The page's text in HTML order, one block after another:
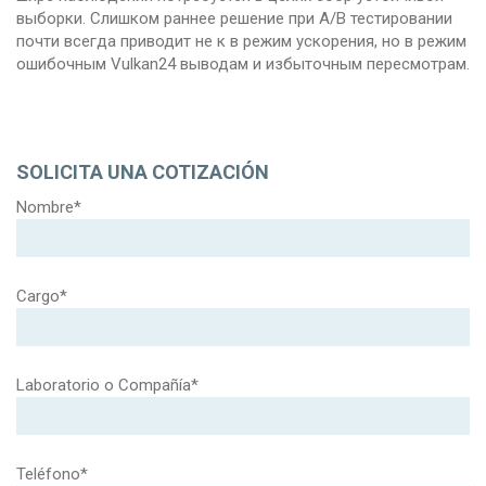
выборки. Слишком раннее решение при A/B тестировании
почти всегда приводит не к в режим ускорения, но в режим
ошибочным Vulkan24 выводам и избыточным пересмотрам.
SOLICITA UNA COTIZACIÓN
Nombre*
Cargo*
Laboratorio o Compañía*
Teléfono*